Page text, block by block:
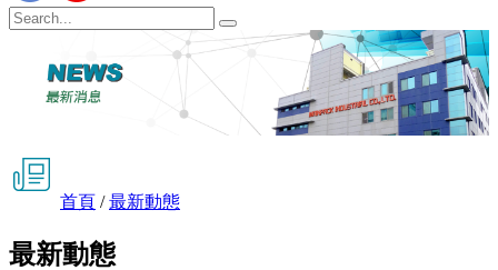
首頁 /最新動態
最新動態